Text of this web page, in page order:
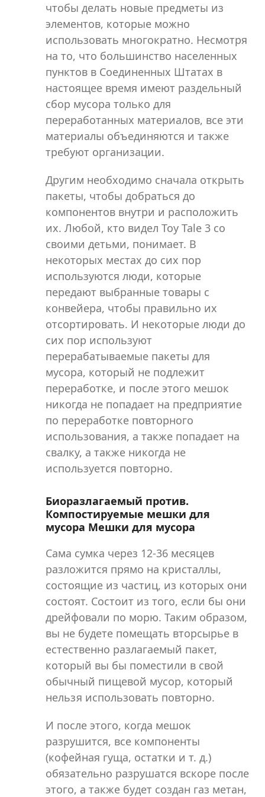
чтобы делать новые предметы из
элементов, которые можно
использовать многократно. Несмотря
на то, что большинство населенных
пунктов в Соединенных Штатах в
настоящее время имеют раздельный
сбор мусора только для
переработанных материалов, все эти
материалы объединяются и также
требуют организации.
Другим необходимо сначала открыть
пакеты, чтобы добраться до
компонентов внутри и расположить
их. Любой, кто видел Toy Tale 3 со
своими детьми, понимает. В
некоторых местах до сих пор
используются люди, которые
передают выбранные товары с
конвейера, чтобы правильно их
отсортировать. И некоторые люди до
сих пор используют
перерабатываемые пакеты для
мусора, который не подлежит
переработке, и после этого мешок
никогда не попадает на предприятие
по переработке повторного
использования, а также попадает на
свалку, а также никогда не
используется повторно.
Биоразлагаемый против.
Компостируемые мешки для
мусора Мешки для мусора
Сама сумка через 12-36 месяцев
разложится прямо на кристаллы,
состоящие из частиц, из которых они
состоят. Состоит из того, если бы они
дрейфовали по морю. Таким образом,
вы не будете помещать вторсырье в
естественно разлагаемый пакет,
который вы бы поместили в свой
обычный пищевой мусор, который
нельзя использовать повторно.
И после этого, когда мешок
разрушится, все компоненты
(кофейная гуща, остатки и т. д.)
обязательно разрушатся вскоре после
этого, а также будет создан газ метан,